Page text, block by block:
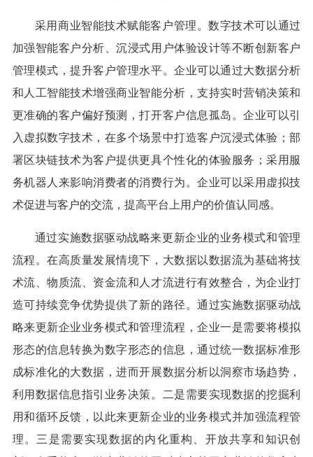
采用商业智能技术赋能客户管理。数字技术可以通过
加强智能客户分析、沉浸式用户体验设计等不断创新客户
管理模式，提升客户管理水平。企业可以通过大数据分析
和人工智能技术增强商业智能分析，支持实时营销决策和
更准确的客户偏好预测，打开客户信息孤岛。企业可以引
入虚拟数字技术，在多个场景中打造客户沉浸式体验；部
署区块链技术为客户提供更具个性化的体验服务；采用服
务机器人来影响消费者的消费行为。企业可以采用虚拟技
术促进与客户的交流，提高平台上用户的价值认同感。
通过实施数据驱动战略来更新企业的业务模式和管理
流程。在高质量发展情境下，大数据以数据流为基础将技
术流、物质流、资金流和人才流进行有效整合，为企业打
造可持续竞争优势提供了新的路径。通过实施数据驱动战
略来更新企业业务模式和管理流程，企业一是需要将模拟
形态的信息转换为数字形态的信息，通过统一数据标准形
成标准化的大数据，进而开展数据分析以洞察市场趋势，
利用数据信息指引业务决策。二是需要实现数据的挖掘利
用和循环反馈，以此来更新企业的业务模式并加强流程管
理。三是需要实现数据的内化重构、开放共享和知识创